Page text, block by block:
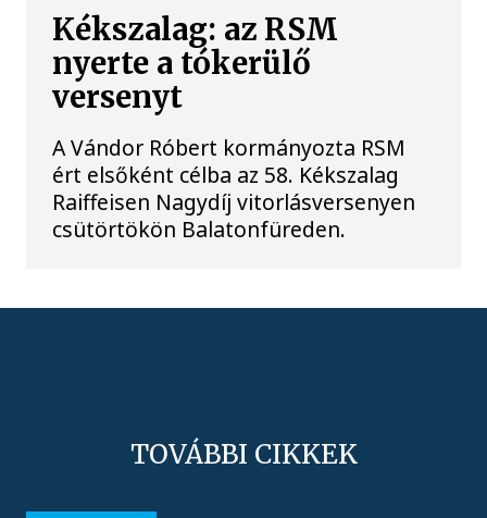
Kékszalag: az RSM
nyerte a tókerülő
versenyt
A Vándor Róbert kormányozta RSM
ért elsőként célba az 58. Kékszalag
Raiffeisen Nagydíj vitorlásversenyen
csütörtökön Balatonfüreden.
TOVÁBBI CIKKEK